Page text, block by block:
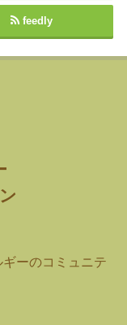
feedly
ーのコミュニテ